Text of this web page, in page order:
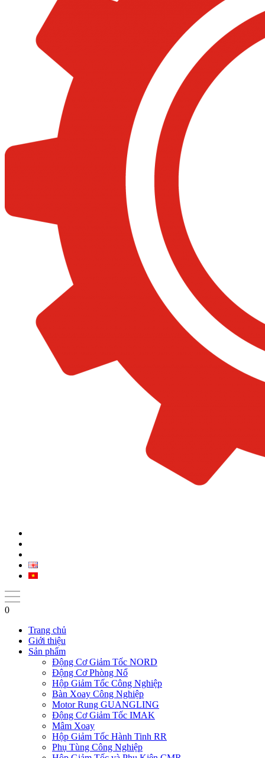
0
Trang chủ
Giới thiệu
Sản phẩm
Động Cơ Giảm Tốc NORD
Động Cơ Phòng Nổ
Hộp Giảm Tốc Công Nghiệp
Bàn Xoay Công Nghiệp
Motor Rung GUANGLING
Động Cơ Giảm Tốc IMAK
Mâm Xoay
Hộp Giảm Tốc Hành Tinh RR
Phụ Tùng Công Nghiệp